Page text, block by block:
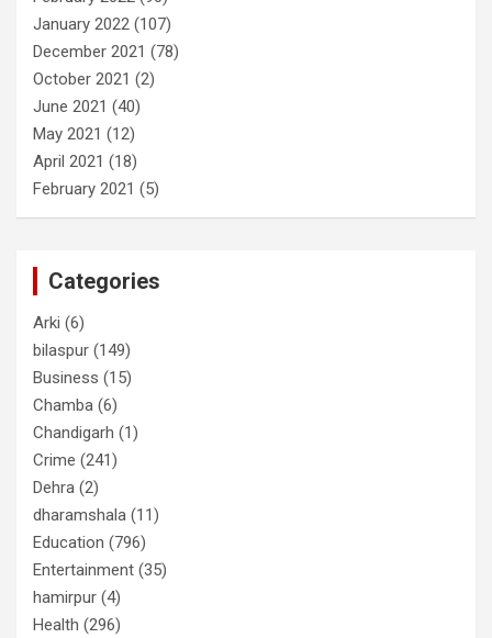
January 2022 (107)
December 2021 (78)
October 2021 (2)
June 2021 (40)
May 2021 (12)
April 2021 (18)
February 2021 (5)
Categories
Arki (6)
bilaspur (149)
Business (15)
Chamba (6)
Chandigarh (1)
Crime (241)
Dehra (2)
dharamshala (11)
Education (796)
Entertainment (35)
hamirpur (4)
Health (296)